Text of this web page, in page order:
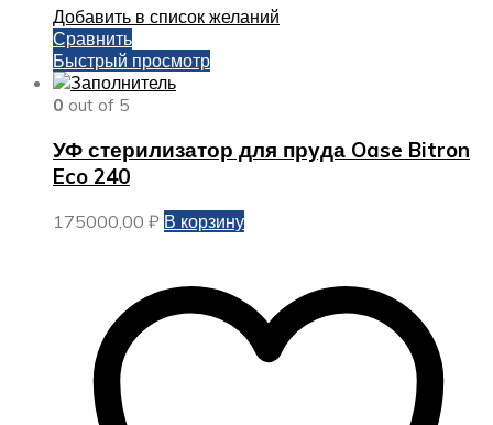
Добавить в список желаний
Сравнить
Быстрый просмотр
0 out of 5
УФ стерилизатор для пруда Oase Bitron
Eco 240
175000,00 ₽ В корзину